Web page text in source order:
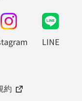
LINE
約